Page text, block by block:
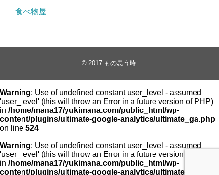
食べ物屋
© 2017 もの思う時.
Warning: Use of undefined constant user_level - assumed
'user_level' (this will throw an Error in a future version of PHP)
in /home/mana17/yukimana.com/public_html/wp-
content/plugins/ultimate-google-analytics/ultimate_ga.php
on line 524
Warning: Use of undefined constant user_level - assumed
'user_level' (this will throw an Error in a future version of PHP)
in /home/mana17/yukimana.com/public_html/wp-
content/plugins/ultimate-google-analytics/ultimate_ga.php